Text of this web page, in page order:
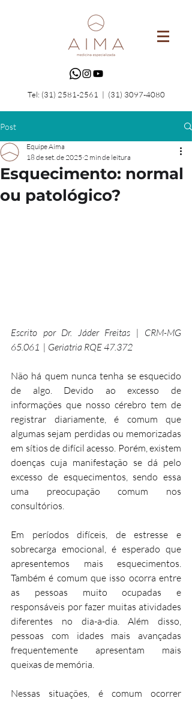
Tel: (31) 2581-2561 | (31) 3097-4080
Post
Esquecimento: normal
ou patológico?
Equipe Aima
18 de set. de 2025 2 min de leitura
Escrito por Dr. Jáder Freitas | CRM-MG
65.061  | Geriatria RQE 47.372
Não há quem nunca tenha se esquecido
de algo. Devido ao excesso de
informações que nosso cérebro tem de
registrar diariamente, é comum que
algumas sejam perdidas ou memorizadas
em sítios de difícil acesso. Porém, existem
doenças cuja manifestação se dá pelo
excesso de esquecimentos, sendo essa
uma preocupação comum nos
consultórios.
Em períodos difíceis, de estresse e
sobrecarga emocional, é esperado que
apresentemos mais esquecimentos.
Também é comum que isso ocorra entre
as pessoas muito ocupadas e
responsáveis por fazer muitas atividades
diferentes no dia-a-dia. Além disso,
pessoas com idades mais avançadas
frequentemente apresentam mais
queixas de memória.
Nessas situações, é comum ocorrer